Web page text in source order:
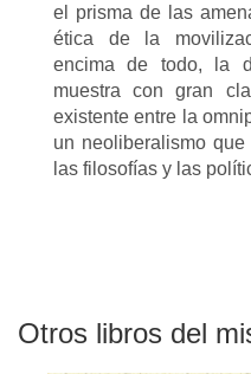
el prisma de las
ética de la
encima de todo, la
muestra con gran
existente entre la
un neoliberalismo
las filosofías y las
Otros libros del